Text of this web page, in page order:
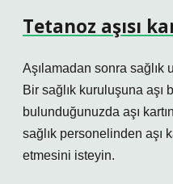
Tetanoz aşısı
Aşılamadan sonra sağlık
Bir sağlık kuruluşuna aşı
bulunduğunuzda aşı
sağlık personelinden aşı
etmesini isteyin.